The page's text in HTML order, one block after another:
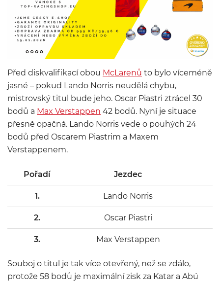
Před diskvalifikací obou McLarenů to bylo víceméně
jasné – pokud Lando Norris neudělá chybu,
mistrovský titul bude jeho. Oscar Piastri ztrácel 30
bodů a Max Verstappen 42 bodů. Nyní je situace
přesně opačná. Lando Norris vede o pouhých 24
bodů před Oscarem Piastrim a Maxem
Verstappenem.
Pořadí Jezdec
1. Lando Norris
2. Oscar Piastri
3. Max Verstappen
Souboj o titul je tak více otevřený, než se zdálo,
protože 58 bodů je maximální zisk za Katar a Abú